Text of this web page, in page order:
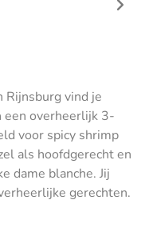
Rijnsburg vind je
een overheerlijk 3-
voor spicy shrimp
als hoofdgerecht en
dame blanche. Jij
gerechten.